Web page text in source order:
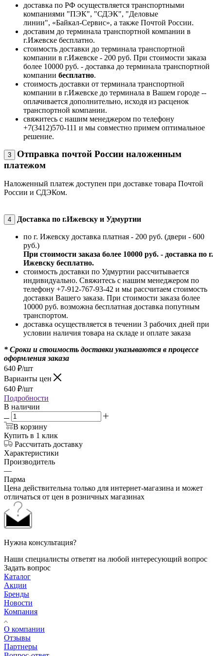
доставка по РФ осуществляется транспортными
компаниями "ПЭК", "СДЭК", "Деловые
линии", «Байкал-Сервис», а также Почтой России.
доставим до терминала транспортной компании в
г.Ижевске бесплатно.
стоимость доставки до терминала транспортной
компании в г.Ижевске - 200 руб. При стоимости заказа
более 10000 руб. - доставка до терминала транспортной
компании бесплатно.
стоимость доставки от терминала транспортной
компании в г.Ижевске до терминала в Вашем городе --
оплачивается дополнительно, исходя из расценок
транспортной компании.
свяжитесь с нашим менеджером по телефону
+7(3412)570-111 и мы совместно примем оптимальное
решение.
3
Отправка почтой России наложенным
платежом
Наложенный платеж доступен при доставке товара Почтой
России и СДЭКом.
4 Доставка по г.Ижевску и Удмуртии
по г. Ижевску доставка платная - 200 руб. (двери - 600
руб.)
При стоимости заказа более 10000 руб. - доставка по г.
Ижевску бесплатно.
стоимость доставки по Удмуртии рассчитывается
индивидуально. Свяжитесь с нашим менеджером по
телефону +7-912-767-93-42 и мы рассчитаем стоимость
доставки Вашего заказа. При стоимости заказа более
10000 руб. возможна бесплатная доставка попутным
транспортом.
доставка осуществляется в течении 3 рабочих дней при
условии наличия товара на складе и оплате заказа
* Сроки и стоимость доставки указываются в процессе
оформления заказа
640 ₽/шт
Варианты цен
640 ₽/шт
Подробности
В наличии
В корзину
Купить в 1 клик
Рассчитать доставку
Характеристики
Производитель
—
Парма
Цена действительна только для интернет-магазина и может
отличаться от цен в розничных магазинах
Нужна консультация?
Наши специалисты ответят на любой интересующий вопрос
Задать вопрос
Каталог
Акции
Бренды
Новости
Компания
О компании
Отзывы
Партнеры